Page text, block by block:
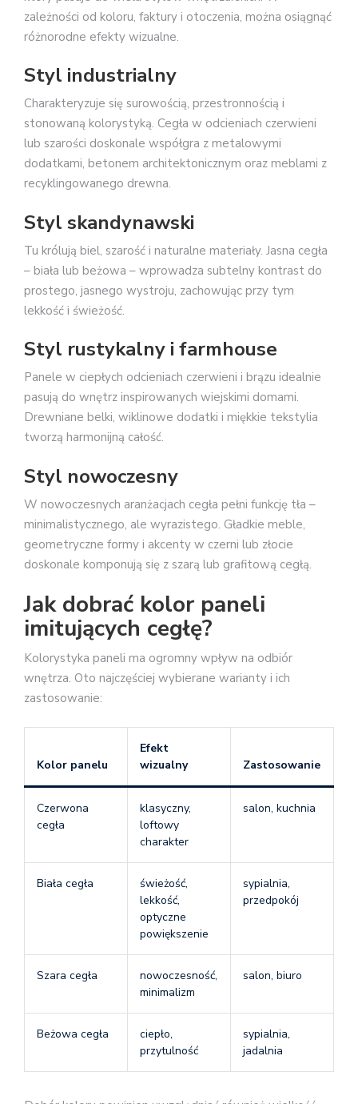
zależności od koloru, faktury i otoczenia, można osiągnąć
różnorodne efekty wizualne.
Styl industrialny
Charakteryzuje się surowością, przestronnością i
stonowaną kolorystyką. Cegła w odcieniach czerwieni
lub szarości doskonale współgra z metalowymi
dodatkami, betonem architektonicznym oraz meblami z
recyklingowanego drewna.
Styl skandynawski
Tu królują biel, szarość i naturalne materiały. Jasna cegła
– biała lub beżowa – wprowadza subtelny kontrast do
prostego, jasnego wystroju, zachowując przy tym
lekkość i świeżość.
Styl rustykalny i farmhouse
Panele w ciepłych odcieniach czerwieni i brązu idealnie
pasują do wnętrz inspirowanych wiejskimi domami.
Drewniane belki, wiklinowe dodatki i miękkie tekstylia
tworzą harmonijną całość.
Styl nowoczesny
W nowoczesnych aranżacjach cegła pełni funkcję tła –
minimalistycznego, ale wyrazistego. Gładkie meble,
geometryczne formy i akcenty w czerni lub złocie
doskonale komponują się z szarą lub grafitową cegłą.
Jak dobrać kolor paneli
imitujących cegłę?
Kolorystyka paneli ma ogromny wpływ na odbiór
wnętrza. Oto najczęściej wybierane warianty i ich
zastosowanie:
Kolor panelu
Efekt
wizualny
Zastosowanie
Czerwona
cegła
klasyczny,
loftowy
charakter
salon, kuchnia
Biała cegła
świeżość,
lekkość,
optyczne
powiększenie
sypialnia,
przedpokój
Szara cegła
nowoczesność,
minimalizm
salon, biuro
Beżowa cegła
ciepło,
przytulność
sypialnia,
jadalnia